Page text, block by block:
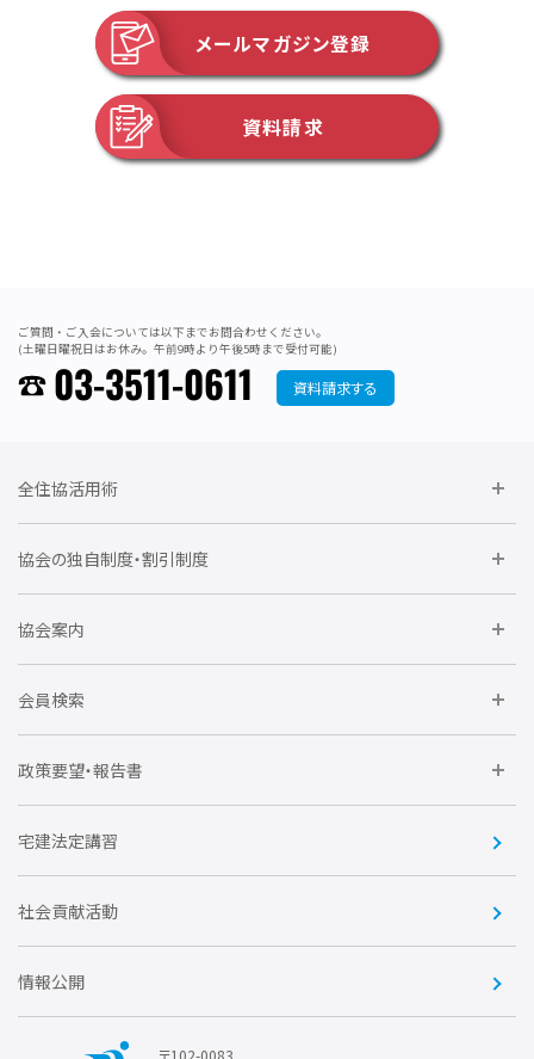
メールマガジン登録
資料請求
ご質問・ご入会については以下までお問合わせください。
(土曜日曜祝日はお休み。午前9時より午後5時まで受付可能)
03-3511-0611 資料請求する
全住協活用術
委員会に参加しよう
要望活動に参加しよう
協会の独自制度・割引制度
住宅瑕疵担保責任保険割引制度
全住協NET
不動産後見アドバイザー資格講習
会
全住協ビジネスショップ
協会案内
運営組織
トライアル会員制度
会員検索
企業会員
賛助会員
政策要望・報告書
住宅・土地税制改正要望
優良事業表彰
宅建法定講習
社会貢献活動
情報公開